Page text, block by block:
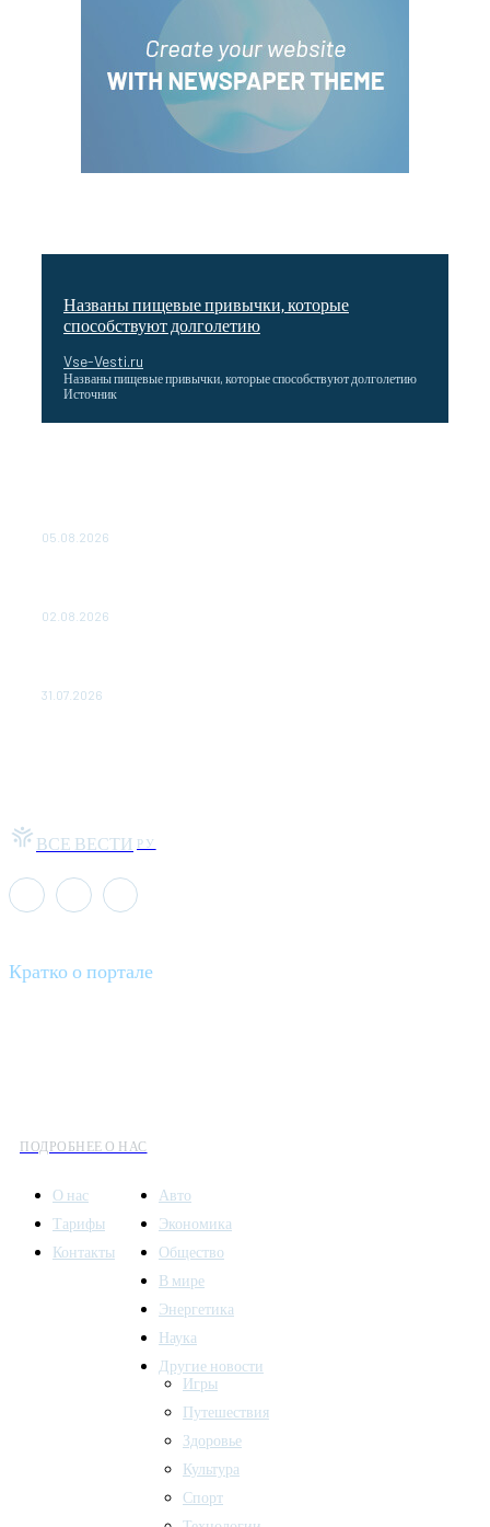
Названы пищевые привычки, которые
способствуют долголетию
Vse-Vesti.ru
Названы пищевые привычки, которые способствуют долголетию
Источник
05.08.2026
02.08.2026
31.07.2026
ВСЕ ВЕСТИ РУ
Кратко о портале
ПОДРОБНЕЕ О НАС
О нас
Тарифы
Контакты
Авто
Экономика
Общество
В мире
Энергетика
Наука
Другие новости
Игры
Путешествия
Здоровье
Культура
Спорт